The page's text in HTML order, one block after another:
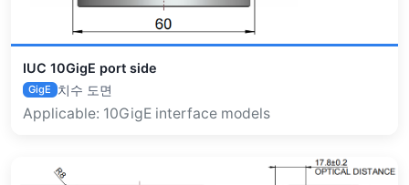
IUC 10GigE port side
GigE 치수 도면
Applicable: 10GigE interface models